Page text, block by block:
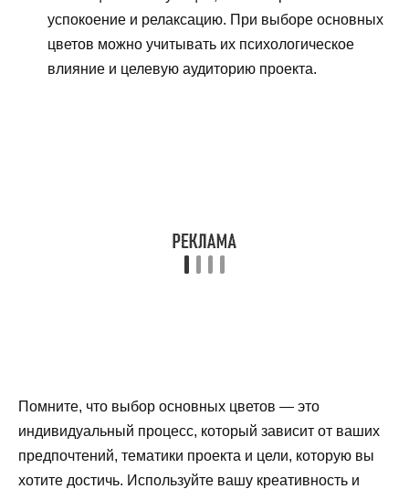
успокоение и релаксацию. При выборе основных
цветов можно учитывать их психологическое
влияние и целевую аудиторию проекта.
Помните, что выбор основных цветов — это
индивидуальный процесс, который зависит от ваших
предпочтений, тематики проекта и цели, которую вы
хотите достичь. Используйте вашу креативность и